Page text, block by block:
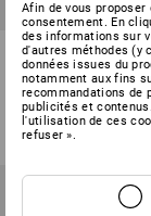
T-Shirt seamless
5 couleurs
à p. de € 22,87
(TTC) à p. de 10 Pièces
Afin de vous proposer
consentement. En
des informations sur
d'autres méthodes (y
données issues du
notamment aux fins
recommandations de
publicités et
l'utilisation de ces
refuser ».